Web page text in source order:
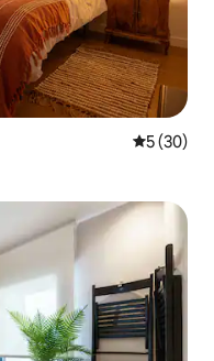
Средна
5 (30)